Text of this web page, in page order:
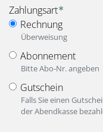
Zahlungsart
Rechnung
Überweisung
Abonnement
Bitte Abo-Nr. angeben
Gutschein
Falls Sie einen
der Abendkasse